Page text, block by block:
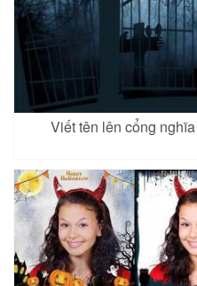
Viết tên lên cổng